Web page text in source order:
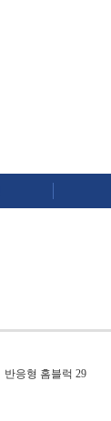
반응형 홈블럭 29